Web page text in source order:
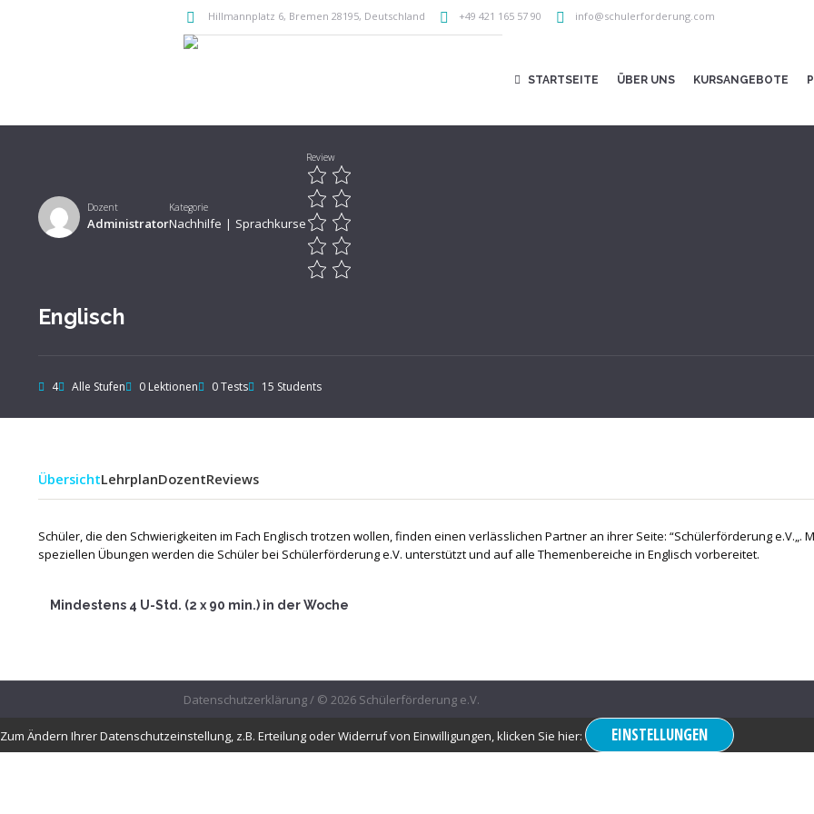
Hillmannplatz 6, Bremen 28195, Deutschland +49 421 165 57 90 info@schulerforderung.com
STARTSEITE ÜBER UNS KURSANGEBOTE
Dozent
Administrator
Kategorie
Nachhilfe | Sprachkurse
Review
Englisch
4 Alle Stufen 0 Lektionen 0 Tests 15 Students
ÜbersichtLehrplanDozentReviews
Schüler, die den Schwierigkeiten im Fach Englisch trotzen wollen, finden einen verlässlichen Partner an ihrer Seite: “Schülerförderung e.V.„.
speziellen Übungen werden die Schüler bei Schülerförderung e.V. unterstützt und auf alle Themenbereiche in Englisch vorbereitet.
Mindestens 4 U-Std. (2 x 90 min.) in der Woche
Datenschutzerklärung/ © 2026 Schülerförderung e.V.
Zum Ändern Ihrer Datenschutzeinstellung, z.B. Erteilung oder Widerruf von Einwilligungen, klicken Sie hier: EINSTELLUNGEN